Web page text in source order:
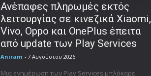
Ανέπαφες πληρωμές εκτός
λειτουργίας σε κινεζικά Xiaomi,
Vivo, Oppo και OnePlus έπειτα
από update των Play Services
Aniram - 7 Αυγούστου 2026
Μια ενημέρωση των Play Services μπλόκαρε